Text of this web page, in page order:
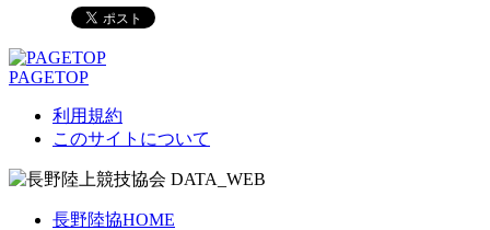
PAGETOP
利用規約
このサイトについて
長野陸協HOME